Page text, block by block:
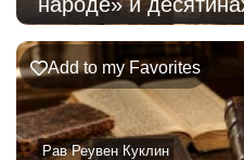
Рав Реувен Куклин
Add to my Favorites